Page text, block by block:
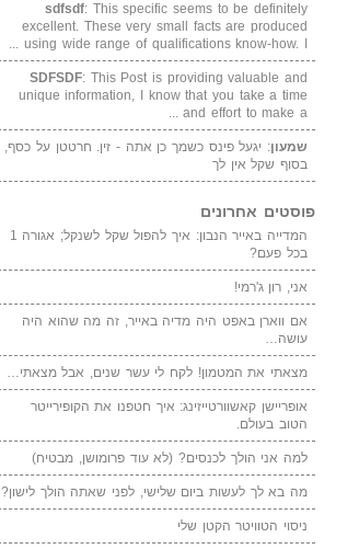
sdfsdf: This specific seems to be definitely
excellent. These very small facts are produced
using wide range of qualifications know-how. I ...
SDFSDF: This Post is providing valuable and
unique information, I know that you take a time
and effort to make a ...
שמעון: יגעל פינס כשמך כן אתה - זין. חרטטן על כסף,
בסוף שקל אין לך
פוסטים אחרונים
המדייה באייר הנבון: איך להפול שקל לשנקל; אגורה 1
בכל פעם?
אני, רון ג'רמי!
אם ווארן באפט היה מדיה באייר, זה מה שהוא היה
עושה…
מצאתי את המטמון! לקח לי עשר שנים, אבל מצאתי…
אופריישן קאשוורטייזינג: איך חטפנו את הקופירייטר
הטוב בעולם.
למה אני הולך לכנסים? (לא עוד פרומושן, מבטיח)
מה בא לך לעשות ביום שלישי, לפני שאתה הולך לישון?
ניסוי הטוויטר הקטן שלי